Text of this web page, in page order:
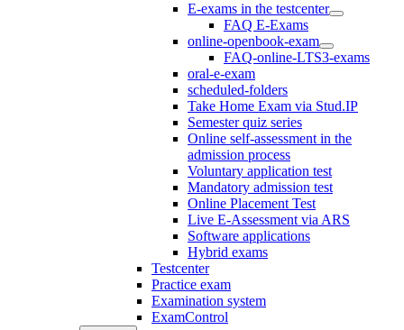
E-exams in the testcenter
FAQ E-Exams
online-openbook-exam
FAQ-online-LTS3-exams
oral-e-exam
scheduled-folders
Take Home Exam via Stud.IP
Semester quiz series
Online self-assessment in the
admission process
Voluntary application test
Mandatory admission test
Online Placement Test
Live E-Assessment via ARS
Software applications
Hybrid exams
Testcenter
Practice exam
Examination system
ExamControl